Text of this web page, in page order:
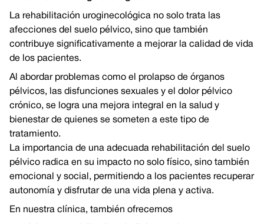
La rehabilitación uroginecológica no solo trata las
afecciones del suelo pélvico, sino que también
contribuye significativamente a mejorar la calidad de vida
de los pacientes.
Al abordar problemas como el prolapso de órganos
pélvicos, las disfunciones sexuales y el dolor pélvico
crónico, se logra una mejora integral en la salud y
bienestar de quienes se someten a este tipo de
tratamiento.
La importancia de una adecuada rehabilitación del suelo
pélvico radica en su impacto no solo físico, sino también
emocional y social, permitiendo a los pacientes recuperar
autonomía y disfrutar de una vida plena y activa.
En nuestra clínica, también ofrecemos